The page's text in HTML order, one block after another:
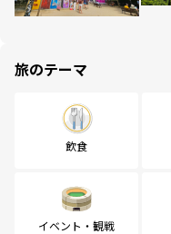
旅のテーマ
飲食
イベント・観戦